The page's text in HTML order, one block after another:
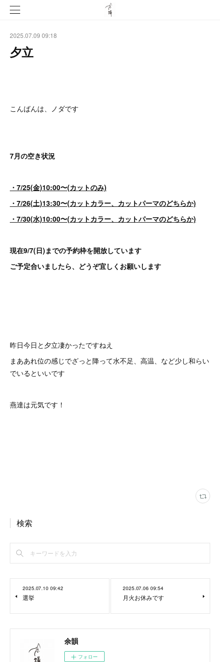
2025.07.09 09:18
夕立
こんばんは、ノダです
7月の空き状況
・7/25(金)10:00〜(カットのみ)
・7/26(土)13:30〜(カットカラー、カットパーマのどちらか)
・7/30(水)10:00〜(カットカラー、カットパーマのどちらか)
現在9/7(日)までの予約枠を開放しています
ご予定合いましたら、どうぞ宜しくお願いします
昨日今日と夕立凄かったですねえ
まああれ位の感じでざっと降って水不足、高温、など少し和らい
でいるといいです
燕達は元気です！
検索
2025.07.10 09:42
選挙
2025.07.06 09:54
月火お休みです
余韻
フォロー